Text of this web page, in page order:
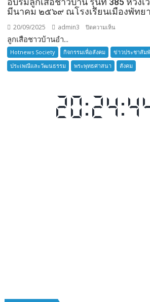
มีนาคม ๒๕๖๙ ณโรงเรียนเมืองพัทย
20/09/2025 admin3 ปิดความเห็น
เสือ
ชาว
บ้าน
เปิด
รับ
ลูกเสือชาวบ้านอำ...
Hotnews Society กิจกรรมเพื่อสังคม ข่าวประชาสัม
ประเพณีและวัฒนธรรม
พระพุทธศาสนา สังคม